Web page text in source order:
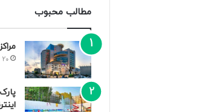
مطالب محبوب
20 تیر 1401